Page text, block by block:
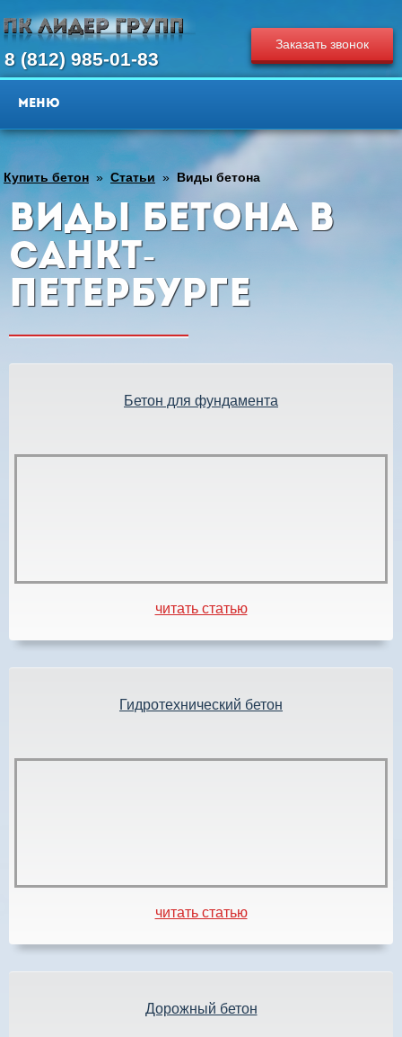
8 (812) 985-01-83
Заказать звонок
Купить бетон » Статьи » Виды бетона
Виды бетона в
Санкт-
Петербурге
Бетон для фундамента
читать статью
Гидротехнический бетон
читать статью
Дорожный бетон